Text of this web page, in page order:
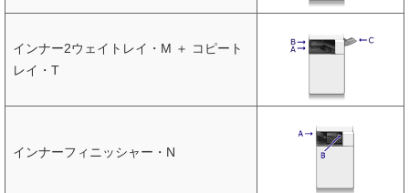
インナー2ウェイトレイ・M ＋ コピート
レイ・T
インナーフィニッシャー・N